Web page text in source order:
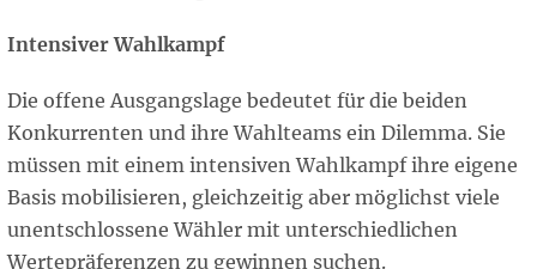
Intensiver Wahlkampf
Die offene Ausgangslage bedeutet für die beiden
Konkurrenten und ihre Wahlteams ein Dilemma. Sie
müssen mit einem intensiven Wahlkampf ihre eigene
Basis mobilisieren, gleichzeitig aber möglichst viele
unentschlossene Wähler mit unterschiedlichen
Wertepräferenzen zu gewinnen suchen.